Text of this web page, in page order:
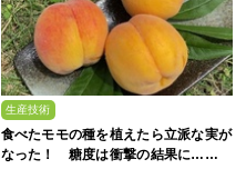
生産技術
食べたモモの種を植えたら立派な実が
なった！ 糖度は衝撃の結果に……